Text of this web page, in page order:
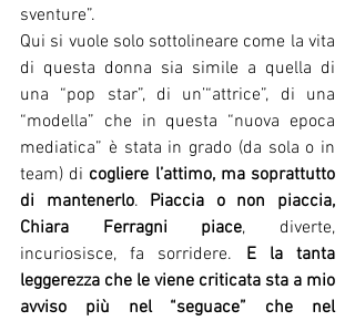
sventure”.
Qui si vuole solo sottolineare come la vita
di questa donna sia simile a quella di
una “pop star”, di un’“attrice”, di una
“modella” che in questa “nuova epoca
mediatica” è stata in grado (da sola o in
team) di cogliere l’attimo, ma soprattutto
di mantenerlo. Piaccia o non piaccia,
Chiara Ferragni piace, diverte,
incuriosisce, fa sorridere. E la tanta
leggerezza che le viene criticata sta a mio
avviso più nel “seguace” che nel